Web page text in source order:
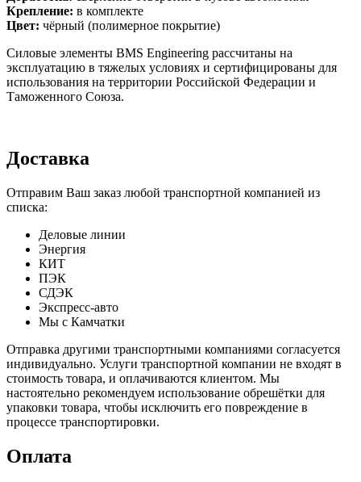
Крепление: в комплекте
Цвет: чёрный (полимерное покрытие)
Силовые элементы BMS Engineering рассчитаны на
эксплуатацию в тяжелых условиях и сертифицированы для
использования на территории Российской Федерации и
Таможенного Союза.
Доставка
Отправим Ваш заказ любой транспортной компанией из
списка:
Деловые линии
Энергия
КИТ
ПЭК
СДЭК
Экспресс-авто
Мы с Камчатки
Отправка другими транспортными компаниями согласуется
индивидуально. Услуги транспортной компании не входят в
стоимость товара, и оплачиваются клиентом. Мы
настоятельно рекомендуем использование обрешётки для
упаковки товара, чтобы исключить его повреждение в
процессе транспортировки.
Оплата